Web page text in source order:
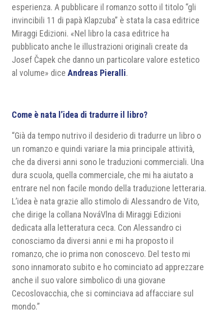
esperienza. A pubblicare il romanzo sotto il titolo “gli
invincibili 11 di papà Klapzuba” è stata la casa editrice
Miraggi Edizioni. «Nel libro la casa editrice ha
pubblicato anche le illustrazioni originali create da
Josef Čapek che danno un particolare valore estetico
al volume» dice Andreas Pieralli.
Come è nata l’idea di tradurre il libro?
“Già da tempo nutrivo il desiderio di tradurre un libro o
un romanzo e quindi variare la mia principale attività,
che da diversi anni sono le traduzioni commerciali. Una
dura scuola, quella commerciale, che mi ha aiutato a
entrare nel non facile mondo della traduzione letteraria.
L’idea è nata grazie allo stimolo di Alessandro de Vito,
che dirige la collana NováVlna di Miraggi Edizioni
dedicata alla letteratura ceca. Con Alessandro ci
conosciamo da diversi anni e mi ha proposto il
romanzo, che io prima non conoscevo. Del testo mi
sono innamorato subito e ho cominciato ad apprezzare
anche il suo valore simbolico di una giovane
Cecoslovacchia, che si cominciava ad affacciare sul
mondo.”